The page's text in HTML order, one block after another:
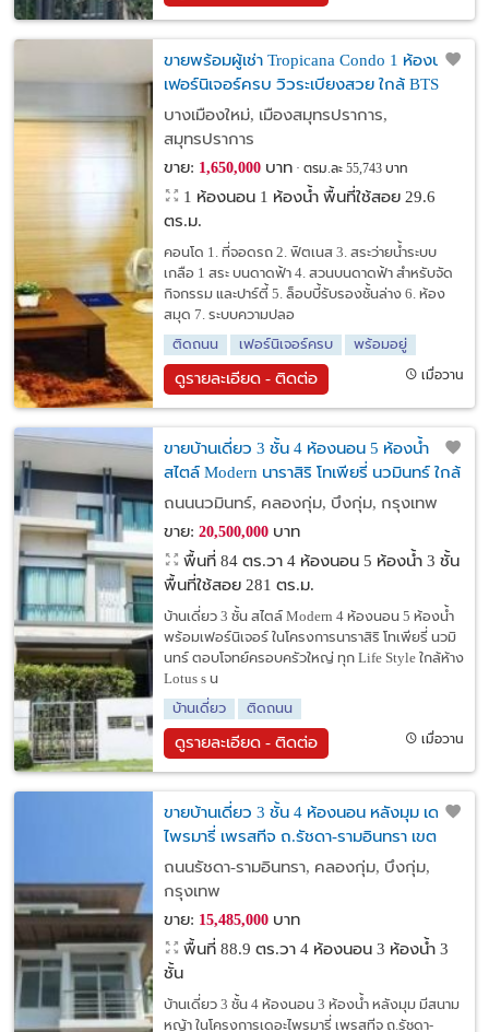
ขายพร้อมผู้เช่า Tropicana Condo 1 ห้องนอน
เฟอร์นิเจอร์ครบ วิวระเบียงสวย ใกล้ BTS
ช้างเอราวัณ สำโรง สมุทรปราการ
บางเมืองใหม่, เมืองสมุทรปราการ,
สมุทรปราการ
ขาย: 1,650,000บาท ตรม.ละ 55,743 บาท
1 ห้องนอน 1 ห้องน้ำ พื้นที่ใช้สอย 29.6
ตร.ม.
คอนโด 1. ที่จอดรถ 2. ฟิตเนส 3. สระว่ายน้ำระบบ
เกลือ 1 สระ บนดาดฟ้า 4. สวนบนดาดฟ้า สำหรับจัด
กิจกรรม และปาร์ตี้ 5. ล็อบบี้รับรองชั้นล่าง 6. ห้อง
สมุด 7. ระบบความปลอ
ติดถนน
เฟอร์นิเจอร์ครบ พร้อมอยู่
ดูรายละเอียด - ติดต่อ เมื่อวาน
ขายบ้านเดี่ยว 3 ชั้น 4 ห้องนอน 5 ห้องน้ำ
สไตล์ Modern นาราสิริ โทเพียรี่ นวมินทร์ ใกล้
ห้าง Lotus's นวมินทร์ เขตบึงกุ่ม กทม.
ถนนนวมินทร์, คลองกุ่ม, บึงกุ่ม, กรุงเทพ
ขาย: 20,500,000บาท
พื้นที่ 84 ตร.วา 4 ห้องนอน 5 ห้องน้ำ 3 ชั้น
พื้นที่ใช้สอย 281 ตร.ม.
บ้านเดี่ยว 3 ชั้น สไตล์ Modern 4 ห้องนอน 5 ห้องน้ำ
พร้อมเฟอร์นิเจอร์ ในโครงการนาราสิริ โทเพียรี่ นวมิ
นทร์ ตอบโจทย์ครอบครัวใหญ่ ทุก Life Style ใกล้ห้าง
Lotus s น
บ้านเดี่ยว
ติดถนน
ดูรายละเอียด - ติดต่อ เมื่อวาน
ขายบ้านเดี่ยว 3 ชั้น 4 ห้องนอน หลังมุม เดอะ
ไพรมารี่ เพรสทีจ ถ.รัชดา-รามอินทรา เขต
บึงกุ่ม กทม. ใกล้ Max Value Supermarket
สาขานวมินทร์
ถนนรัชดา-รามอินทรา, คลองกุ่ม, บึงกุ่ม,
กรุงเทพ
ขาย: 15,485,000บาท
พื้นที่ 88.9 ตร.วา 4 ห้องนอน 3 ห้องน้ำ 3
ชั้น
บ้านเดี่ยว 3 ชั้น 4 ห้องนอน 3 ห้องน้ำ หลังมุม มีสนาม
หญ้า ในโครงการเดอะไพรมารี่ เพรสทีจ ถ.รัชดา-